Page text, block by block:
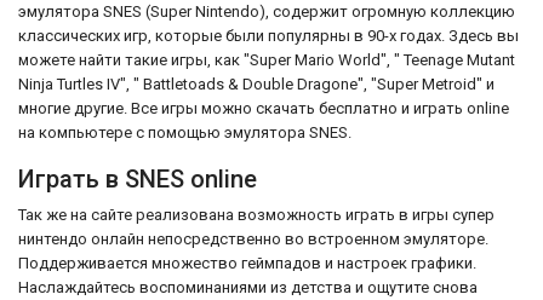
эмулятора SNES (Super Nintendo), содержит огромную коллекцию
классических игр, которые были популярны в 90-х годах. Здесь вы
можете найти такие игры, как "Super Mario World", " Teenage Mutant
Ninja Turtles IV", " Battletoads & Double Dragone", "Super Metroid" и
многие другие. Все игры можно скачать бесплатно и играть online
на компьютере с помощью эмулятора SNES.
Играть в SNES online
Так же на сайте реализована возможность играть в игры супер
нинтендо онлайн непосредственно во встроенном эмуляторе.
Поддерживается множество геймпадов и настроек графики.
Наслаждайтесь воспоминаниями из детства и ощутите снова